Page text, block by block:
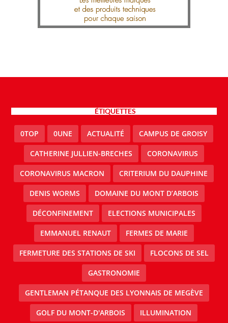
ÉTIQUETTES
0TOP 0UNE ACTUALITÉ CAMPUS DE GROISY
CATHERINE JULLIEN-BRECHES CORONAVIRUS
CORONAVIRUS MACRON CRITERIUM DU DAUPHINE
DENIS WORMS DOMAINE DU MONT D’ARBOIS
DÉCONFINEMENT ELECTIONS MUNICIPALES
EMMANUEL RENAUT FERMES DE MARIE
FERMETURE DES STATIONS DE SKI FLOCONS DE SEL
GASTRONOMIE
GENTLEMAN PÉTANQUE DES LYONNAIS DE MEGÈVE
GOLF DU MONT-D'ARBOIS ILLUMINATION